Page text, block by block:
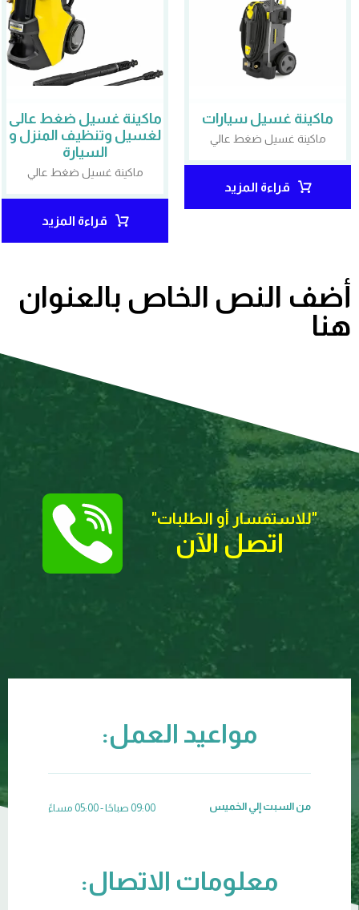
ماكينة غسيل سيارات
ماكينة غسيل ضغط عالي
قراءة المزيد
ماكينة غسيل ضغط عالى
لغسيل وتنظيف المنزل و
السيارة
ماكينة غسيل ضغط عالي
قراءة المزيد
أضف النص الخاص بالعنوان
هنا
"للاستفسار أو الطلبات"
اتصل الآن
مواعيد العمل:
من السبت إلي الخميس 09:00 صباحًا - 05:00 مساءً
معلومات الاتصال: